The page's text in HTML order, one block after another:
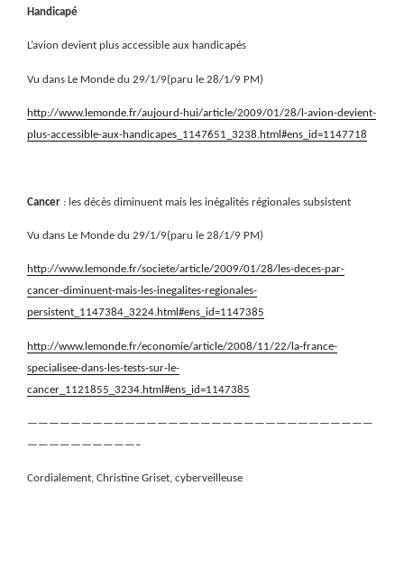
Handicapé
L’avion devient plus accessible aux handicapés
Vu dans Le Monde du 29/1/9(paru le 28/1/9 PM)
http://www.lemonde.fr/aujourd-hui/article/2009/01/28/l-avion-devient-
plus-accessible-aux-handicapes_1147651_3238.html#ens_id=1147718
Cancer : les décès diminuent mais les inégalités régionales subsistent
Vu dans Le Monde du 29/1/9(paru le 28/1/9 PM)
http://www.lemonde.fr/societe/article/2009/01/28/les-deces-par-
cancer-diminuent-mais-les-inegalites-regionales-
persistent_1147384_3224.html#ens_id=1147385
http://www.lemonde.fr/economie/article/2008/11/22/la-france-
specialisee-dans-les-tests-sur-le-
cancer_1121855_3234.html#ens_id=1147385
————————————————————————————————
——————————–
Cordialement, Christine Griset, cyberveilleuse